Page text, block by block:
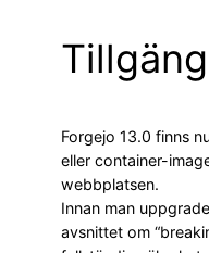
Forgejo 13.0 finns
eller container-
webbplatsen.
Innan man
avsnittet om